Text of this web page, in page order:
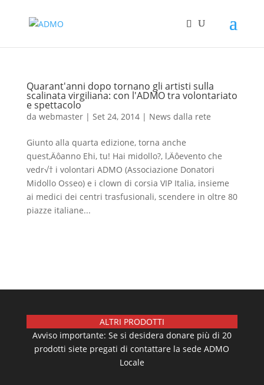
Quarant'anni dopo tornano gli artisti sulla
scalinata virgiliana: con l'ADMO tra volontariato
e spettacolo
da webmaster| Set 24, 2014| News dalla rete
Giunto alla quarta edizione, torna anche
quest‚Äôanno Ehi, tu! Hai midollo?, l‚Äôevento che
vedr√† i volontari ADMO (Associazione Donatori
Midollo Osseo) e i clown di corsia VIP Italia, insieme
ai medici dei centri trasfusionali, scendere in oltre 80
piazze italiane...
ALTRI PRODOTTI
Avviso importante: Se si desidera donare più di 20
prodotti siete pregati di contattare la sede ADMO
Locale